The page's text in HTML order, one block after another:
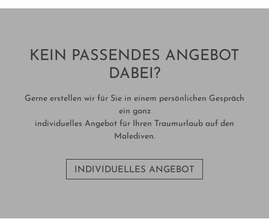
KEIN PASSENDES ANGEBOT
DABEI?
Gerne erstellen wir für Sie in einem persönlichen Gespräch
ein ganz
individuelles Angebot für Ihren Traumurlaub auf den
Malediven.
INDIVIDUELLES ANGEBOT